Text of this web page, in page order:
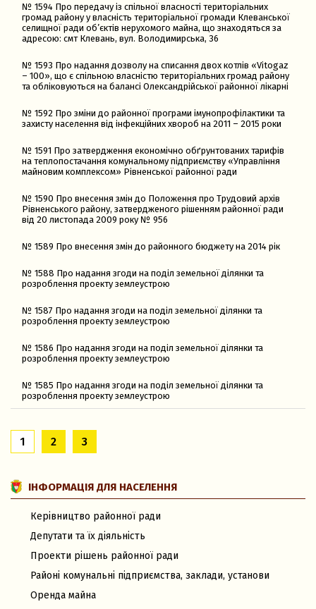
№ 1594 Про передачу із спільної власності територіальних
громад району у власність територіальної громади Клеванської
селищної ради об’єктів нерухомого майна, що знаходяться за
адресою: смт Клевань, вул. Володимирська, 36
№ 1593 Про надання дозволу на списання двох котлів «Vitogaz
– 100», що є спільною власністю територіальних громад району
та обліковуються на балансі Олександрійської районної лікарні
№ 1592 Про зміни до районної програми імунопрофілактики та
захисту населення від інфекційних хвороб на 2011 – 2015 роки
№ 1591 Про затвердження економічно обґрунтованих тарифів
на теплопостачання комунальному підприємству «Управління
майновим комплексом» Рівненської районної ради
№ 1590 Про внесення змін до Положення про Трудовий архів
Рівненського району, затвердженого рішенням районної ради
від 20 листопада 2009 року № 956
№ 1589 Про внесення змін до районного бюджету на 2014 рік
№ 1588 Про надання згоди на поділ земельної ділянки та
розроблення проекту землеустрою
№ 1587 Про надання згоди на поділ земельної ділянки та
розроблення проекту землеустрою
№ 1586 Про надання згоди на поділ земельної ділянки та
розроблення проекту землеустрою
№ 1585 Про надання згоди на поділ земельної ділянки та
розроблення проекту землеустрою
1 2 3
ІНФОРМАЦІЯ ДЛЯ НАСЕЛЕННЯ
Керівництво районної ради
Депутати та їх діяльність
Проекти рішень районної ради
Районі комунальні підприємства, заклади, установи
Оренда майна